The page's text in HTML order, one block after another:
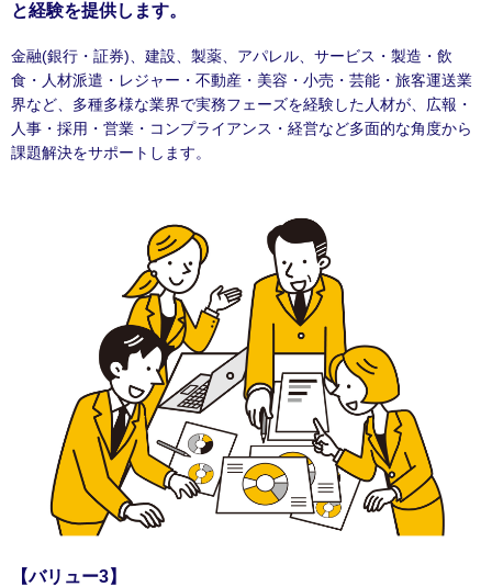
と経験を提供します。
金融(銀行・証券)、建設、製薬、アパレル、サービス・製造・飲
食・人材派遣・レジャー・不動産・美容・小売・芸能・旅客運送業
界など、多種多様な業界で実務フェーズを経験した人材が、広報・
人事・採用・営業・コンプライアンス・経営など多面的な角度から
課題解決をサポートします。
【バリュー3】